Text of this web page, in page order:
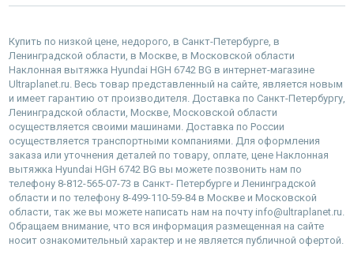
Купить по низкой цене, недорого, в Санкт-Петербурге, в
Ленинградской области, в Москве, в Московской области
Наклонная вытяжка Hyundai HGH 6742 BG в интернет-магазине
Ultraplanet.ru. Весь товар представленный на сайте, является новым
и имеет гарантию от производителя. Доставка по Санкт-Петербургу,
Ленинградской области, Москве, Московской области
осуществляется своими машинами. Доставка по России
осуществляется транспортными компаниями. Для оформления
заказа или уточнения деталей по товару, оплате, цене Наклонная
вытяжка Hyundai HGH 6742 BG вы можете позвонить нам по
телефону 8-812-565-07-73 в Санкт- Петербурге и Ленинградской
области и по телефону 8-499-110-59-84 в Москве и Московской
области, так же вы можете написать нам на почту info@ultraplanet.ru.
Обращаем внимание, что вся информация размещенная на сайте
носит ознакомительный характер и не является публичной офертой.